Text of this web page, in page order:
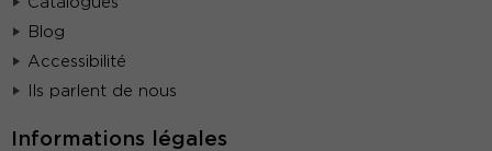
Blog
Accessibilité
Ils parlent de nous
Informations légales